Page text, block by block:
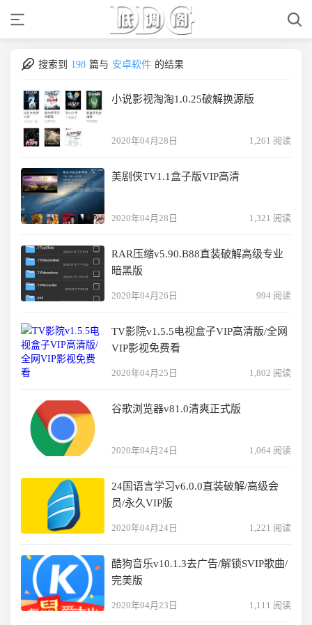
搜索到 198 篇与 安卓软件 的结果
小说影视淘淘1.0.25破解换源版
2020年04月28日 1,261 阅读
美剧侠TV1.1盒子版VIP高清
2020年04月28日 1,321 阅读
RAR压缩v5.90.B88直装破解高级专业
暗黑版
2020年04月26日 994 阅读
TV影院v1.5.5电视盒子VIP高清版/全网
VIP影视免费看
2020年04月25日 1,802 阅读
谷歌浏览器v81.0清爽正式版
2020年04月24日 1,064 阅读
24国语言学习v6.0.0直装破解/高级会
员/永久VIP版
2020年04月24日 1,221 阅读
酷狗音乐v10.1.3去广告/解锁SVIP歌曲/
完美版
2020年04月23日 1,111 阅读